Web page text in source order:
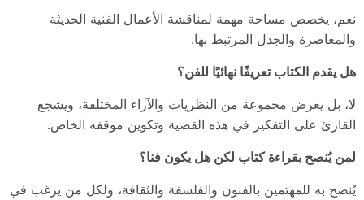
نعم، يخصص مساحة مهمة لمناقشة الأعمال الفنية الحديثة
والمعاصرة والجدل المرتبط بها.
هل يقدم الكتاب تعريفًا نهائيًا للفن؟
لا، بل يعرض مجموعة من النظريات والآراء المختلفة، ويشجع
القارئ على التفكير في هذه القضية وتكوين موقفه الخاص.
لمن يُنصح بقراءة كتاب لكن هل يكون فنا؟
يُنصح به للمهتمين بالفنون والفلسفة والثقافة، ولكل من يرغب في